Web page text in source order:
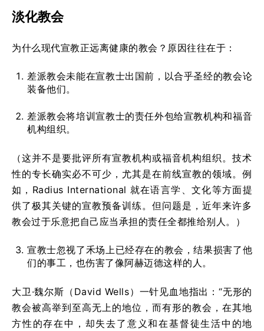
淡化教会
为什么现代宣教正远离健康的教会？原因往往在于：
差派教会未能在宣教士出国前，以合乎圣经的教会论
装备他们。
差派教会将培训宣教士的责任外包给宣教机构和福音
机构组织。
（这并不是要批评所有宣教机构或福音机构组织。技术
性的专长确实必不可少，尤其是在前线宣教的领域。例
如，Radius International 就在语言学、文化等方面提
供了极其关键的宣教预备训练。但问题是，近年来许多
教会过于乐意把自己应当承担的责任全都推给别人。）
宣教士忽视了禾场上已经存在的教会，结果损害了他
们的事工，也伤害了像阿赫迈德这样的人。
大卫·魏尔斯（David Wells）一针见血地指出：“无形的
教会被高举到至高无上的地位，而有形的教会，在其地
方性的存在中，却失去了意义和在基督徒生活中的地